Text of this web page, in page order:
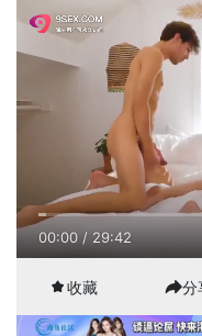
00:00 / 29:42
收藏 分